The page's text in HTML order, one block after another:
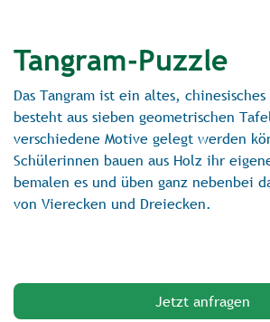
Tangram-Puzzle
Das Tangram ist ein altes,
besteht aus sieben geometrischen
verschiedene Motive gelegt werden
Schülerinnen bauen aus Holz ihr
bemalen es und üben ganz nebenbei
von Vierecken und Dreiecken.
Jetzt anfragen